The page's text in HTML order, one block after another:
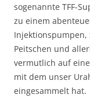
sogenannte TFF-
zu einem
Injektionspumpen,
Peitschen und
vermutlich auf
mit dem unser
eingesammelt hat.